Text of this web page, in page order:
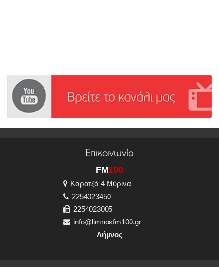
Επικοινωνία
FM100
Καρατζά 4 Μύρινα
2254023450
2254023005
info@limnosfm100.gr
Λήμνος